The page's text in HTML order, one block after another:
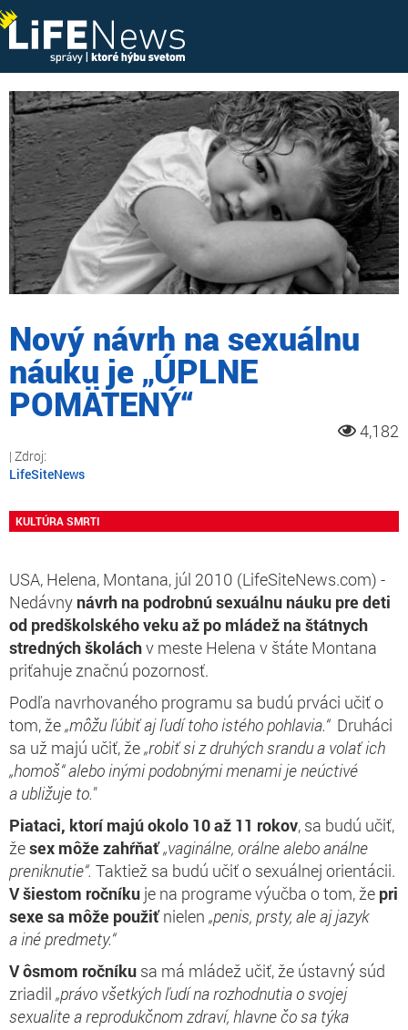
Nový návrh na sexuálnu
náuku je „ÚPLNE
POMÄTENÝ“
4,182
LifeSiteNews
KULTÚRA SMRTI
USA, Helena, Montana, júl 2010 (LifeSiteNews.com) -
Nedávny návrh na podrobnú sexuálnu náuku pre deti
od predškolského veku až po mládež na štátnych
stredných školáchv meste Helena v štáte Montana
priťahuje značnú pozornosť.
Podľa navrhovaného programu sa budú prváci učiť o
tom, že„môžu ľúbiť aj ľudí toho istého pohlavia.“Druháci
sa už majú učiť, že„robiť si z druhých srandu a volať ich
„homoš“ alebo inými podobnými menami je neúctivé
a ubližuje to."
Piataci, ktorí majú okolo 10 až 11 rokov, sa budú učiť,
žesex môže zahŕňať„vaginálne, orálne alebo análne
preniknutie“. Taktiež sa budú učiť o sexuálnej orientácii.
V šiestom ročníku je na programe výučba o tom, že pri
sexe sa môže použiťnielen „penis, prsty, ale aj jazyk
a iné predmety.“
V ôsmom ročníku sa má mládež učiť, že ústavný súd
zriadil „právo všetkých ľudí na rozhodnutia o svojej
sexualite a reprodukčnom zdraví, hlavne čo sa týka